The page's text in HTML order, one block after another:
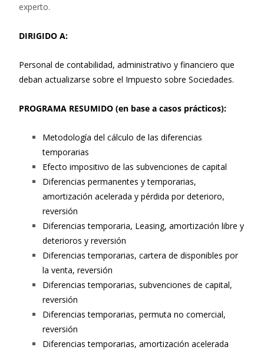
experto.
DIRIGIDO A:
Personal de contabilidad, administrativo y financiero que
deban actualizarse sobre el Impuesto sobre Sociedades.
PROGRAMA RESUMIDO (en base a casos prácticos):
Metodología del cálculo de las diferencias
temporarias
Efecto impositivo de las subvenciones de capital
Diferencias permanentes y temporarias,
amortización acelerada y pérdida por deterioro,
reversión
Diferencias temporaria, Leasing, amortización libre y
deterioros y reversión
Diferencias temporarias, cartera de disponibles por
la venta, reversión
Diferencias temporarias, subvenciones de capital,
reversión
Diferencias temporarias, permuta no comercial,
reversión
Diferencias temporarias, amortización acelerada